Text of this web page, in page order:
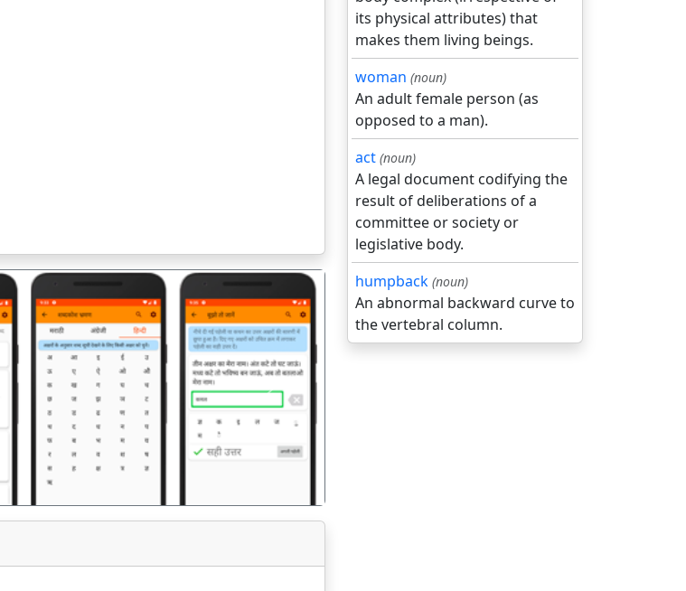
अगला
its physical attributes) that
makes them living beings.
woman (noun)
An adult female person (as
opposed to a man).
act (noun)
A legal document codifying the
result of deliberations of a
committee or society or
legislative body.
humpback (noun)
An abnormal backward curve to
the vertebral column.